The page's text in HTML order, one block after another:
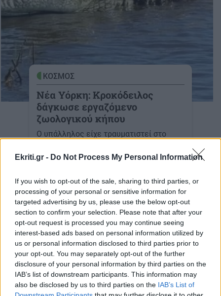
Ekriti.gr - Do Not Process My Personal Information
If you wish to opt-out of the sale, sharing to third parties, or
processing of your personal or sensitive information for
targeted advertising by us, please use the below opt-out
section to confirm your selection. Please note that after your
opt-out request is processed you may continue seeing
interest-based ads based on personal information utilized by
us or personal information disclosed to third parties prior to
your opt-out. You may separately opt-out of the further
disclosure of your personal information by third parties on the
IAB’s list of downstream participants. This information may
also be disclosed by us to third parties on the IAB’s List of
ΚΟΣΜΟΣ
Νέα Υόρκη: Κροκόδειλος
δάγκωσε εργαζόμενο
ζωολογικού κήπου
Ο υπάλληλος είχε τραυματιστεί στο
ΚΡΗΤΗ
Ηράκλειο: Προφυλακιστέος ο
30χρονος για τον σοβαρό
τραυματισμό της συζύγου
του
14:37 | 13/05/2026